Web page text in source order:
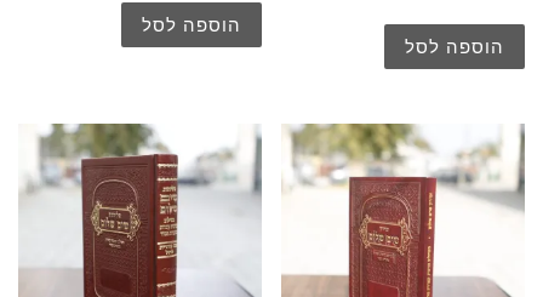
הוספה לסל
הוספה לסל